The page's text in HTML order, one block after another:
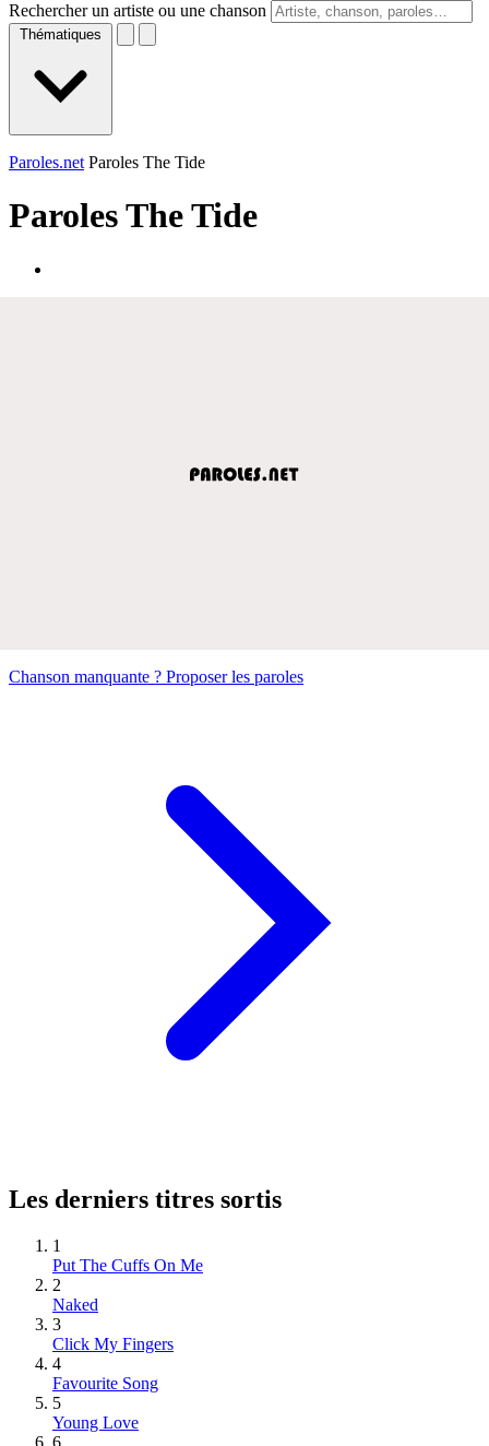
Rechercher un artiste ou une chanson
Thématiques
Paroles.net Paroles The Tide
ParolesThe Tide
Chanson manquante ? Proposer les paroles
Les derniers titres sortis
1
Put The Cuffs On Me
2
Naked
3
Click My Fingers
4
Favourite Song
5
Young Love
6